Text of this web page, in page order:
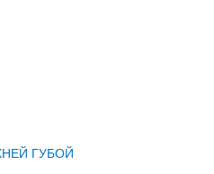
ГУБОЙ